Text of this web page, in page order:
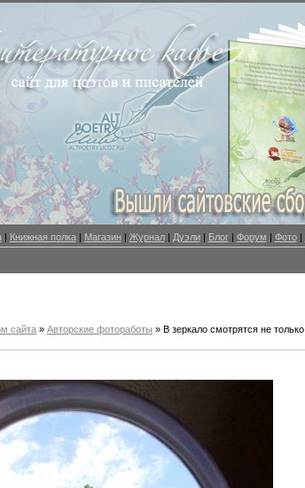
| Книжная полка| Магазин| Журнал| Дуэли| Блог| Форум | Фото|
сайта » Авторские фотоработы » В зеркало смотрятся не только